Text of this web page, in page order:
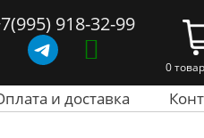
918-32-99
0
и доставка